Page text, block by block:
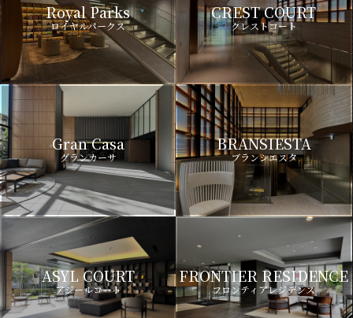
Royal Parks
ロイヤルパークス
CREST COURT
クレストコート
Gran Casa
グランカーサ
BRANSIESTA
ブランシエスタ
ASYL COURT
アジールコート
FRONTIER RESIDENCE
フロンティアレジデンス